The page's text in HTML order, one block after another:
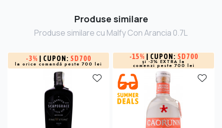
Produse similare
Produse similare cu Malfy Con Arancia 0.7L
-3% | CUPON: SD700
la orice comandă peste 700 lei
-15% | CUPON: SD700
și -3% EXTRA la
comenzi peste 700 lei